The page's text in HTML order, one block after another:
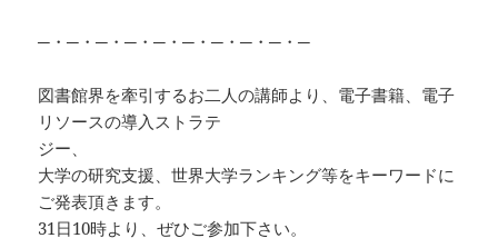
─・─・─・─・─・─・─・─・─・─
図書館界を牽引するお二人の講師より、電子書籍、電子
リソースの導入ストラテ
ジー、
大学の研究支援、世界大学ランキング等をキーワードに
ご発表頂きます。
31日10時より、ぜひご参加下さい。